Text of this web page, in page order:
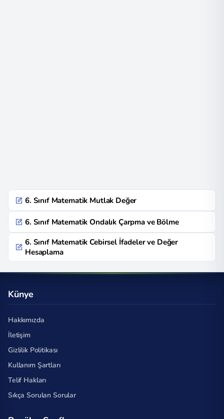
6. Sınıf Matematik Mutlak Değer
6. Sınıf Matematik Ondalık Çarpma ve Bölme
6. Sınıf Matematik Cebirsel İfadeler ve Değer
Hesaplama
Künye
Hakkımızda
İletişim
Gizlilik Politikası
Kullanım Şartları
Telif Hakları
Sıkça Sorulan Sorular